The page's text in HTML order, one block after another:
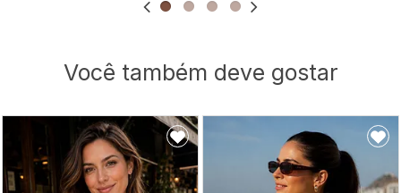
Você também deve gostar